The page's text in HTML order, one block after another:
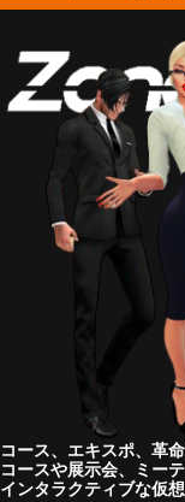
コース、エキスポ、革
コースや展示会、ミー
インタラクティブな仮想